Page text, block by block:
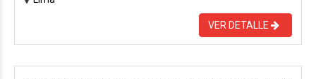
VER DETALLE